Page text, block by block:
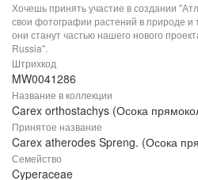
Хочешь принять участие в создании
свои фотографии растений в природе и
они станут частью нашего нового
Russia".
Штрихкод
MW0041286
Название в коллекции
Carex orthostachys (Осока
Принятое название
Carex atherodes Spreng. (Осока
Семейство
Cyperaceae